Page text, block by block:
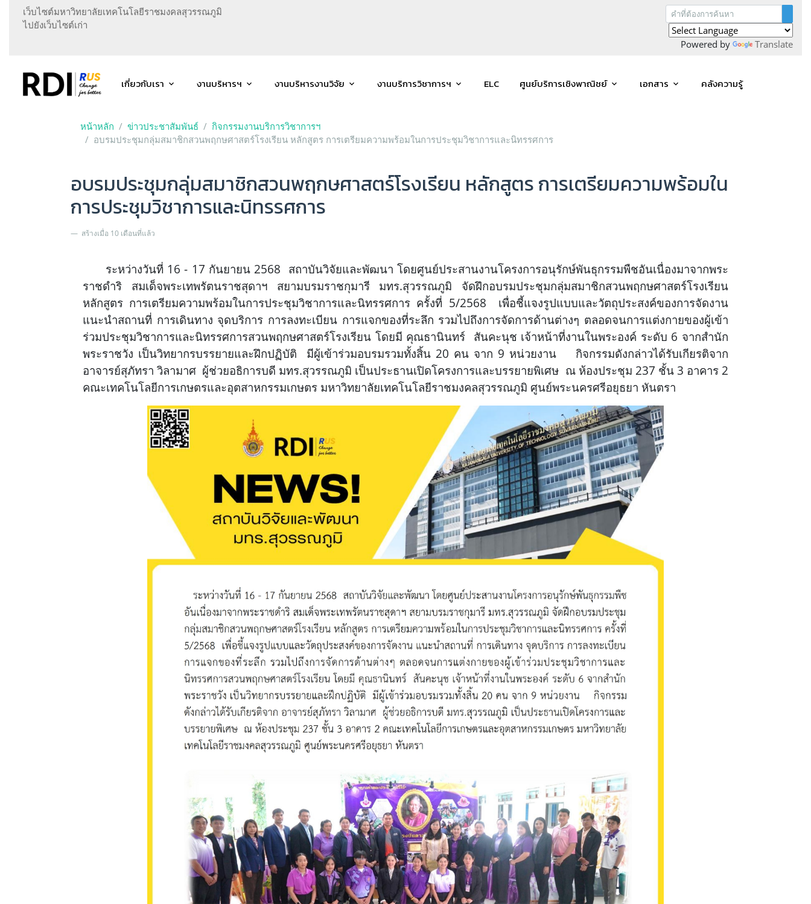
เว็บไซต์มหาวิทยาลัยเทคโนโลยีราชมงคลสุวรรณภูมิ
ไปยังเว็บไซต์เก่า
Powered by
Translate
เกี่ยวกับเรา งานบริหารฯ งานบริหารงานวิจัย งานบริการวิชาการฯ ELC ศูนย์บริการเชิงพาณิชย์ เอกสาร คลังความรู้
หน้าหลัก ข่าวประชาสัมพันธ์
กิจกรรมงานบริการวิชาการฯ
อบรมประชุมกลุ่มสมาชิกสวนพฤกษศาสตร์โรงเรียน หลักสูตร การเตรียมความพร้อมในการประชุมวิชาการและนิทรรศการ
อบรมประชุมกลุ่มสมาชิกสวนพฤกษศาสตร์โรงเรียน หลักสูตร การเตรียมความพร้อมใน
การประชุมวิชาการและนิทรรศการ
สร้างเมื่อ 10 เดือนที่แล้ว
ระหว่างวันที่ 16 - 17 กันยายน 2568 สถาบันวิจัยและพัฒนา โดยศูนย์ประสานงานโครงการอนุรักษ์พันธุกรรมพืชอันเนื่องมาจากพระ
ราชดําริ สมเด็จพระเทพรัตนราชสุดาฯ สยามบรมราชกุมารี มทร.สุวรรณภูมิ จัดฝึกอบรมประชุมกลุ่มสมาชิกสวนพฤกษศาสตร์โรงเรียน
หลักสูตร การเตรียมความพร้อมในการประชุมวิชาการและนิทรรศการ ครั้งที่ 5/2568 เพื่อชี้แจงรูปแบบและวัตถุประสงค์ของการจัดงาน
แนะนำสถานที่ การเดินทาง จุดบริการ การลงทะเบียน การแจกของที่ระลึก รวมไปถึงการจัดการด้านต่างๆ ตลอดจนการแต่งกายของผู้เข้า
ร่วมประชุมวิชาการและนิทรรศการสวนพฤกษศาสตร์โรงเรียน โดยมี คุณธานินทร์ สันคะนุช เจ้าหน้าที่งานในพระองค์ ระดับ 6 จากสำนัก
พระราชวัง เป็นวิทยากรบรรยายและฝึกปฏิบัติ มีผู้เข้าร่วมอบรมรวมทั้งสิ้น 20 คน จาก 9 หน่วยงาน กิจกรรมดังกล่าวได้รับเกียรติจาก
อาจารย์สุภัทรา วิลามาศ ผู้ช่วยอธิการบดี มทร.สุวรรณภูมิ เป็นประธานเปิดโครงการและบรรยายพิเศษ ณ ห้องประชุม 237 ชั้น 3 อาคาร 2
คณะเทคโนโลยีการเกษตรและอุตสาหกรรมเกษตร มหาวิทยาลัยเทคโนโลยีราชมงคลสุวรรณภูมิ ศูนย์พระนครศรีอยุธยา หันตรา